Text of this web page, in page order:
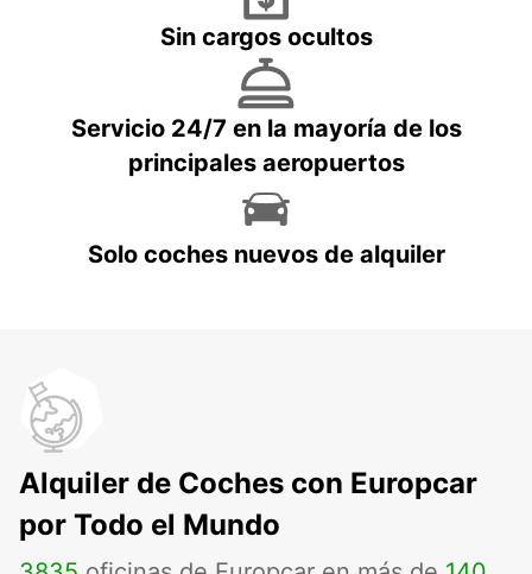
Sin cargos ocultos
Servicio 24/7 en la mayoría de los
principales aeropuertos
Solo coches nuevos de alquiler
Alquiler de Coches con Europcar
por Todo el Mundo